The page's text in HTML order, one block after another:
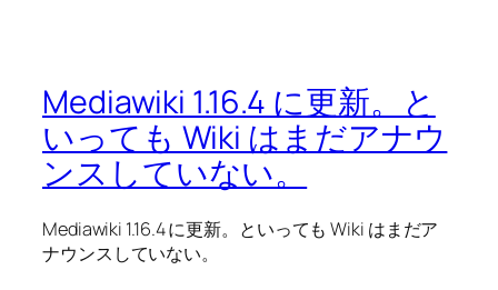
Mediawiki 1.16.4 に更新。と
いっても Wiki はまだアナウ
ンスしていない。
Mediawiki 1.16.4 に更新。といっても Wiki はまだア
ナウンスしていない。